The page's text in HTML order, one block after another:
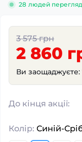
28 людей
3 575 грн
2 860
Ви заощаджуєте:
До кінця акції:
Колір: Синій-